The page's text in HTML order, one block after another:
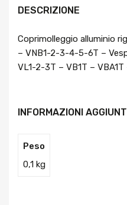
DESCRIZIONE
Coprimolleggio alluminio
– VNB1-2-3-4-5-6T –
VL1-2-3T – VB1T –
INFORMAZIONI
Peso
0,1 kg